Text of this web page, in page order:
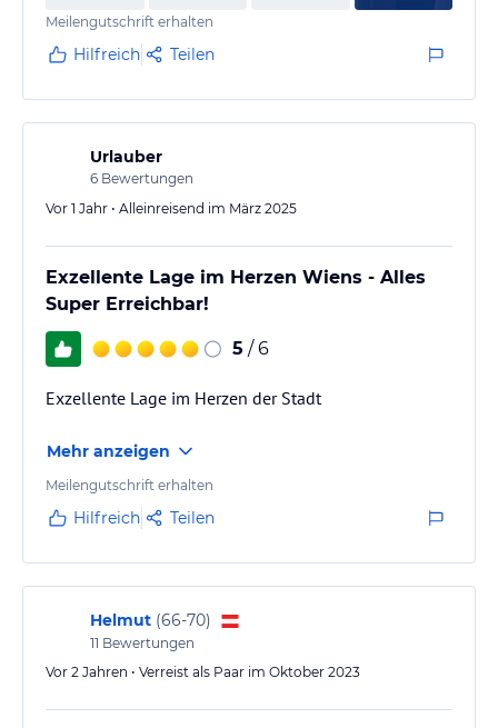
Meilengutschrift erhalten
Hilfreich Teilen
Urlauber
6 Bewertungen
Vor 1 Jahr • Alleinreisend im März 2025
Exzellente Lage im Herzen Wiens - Alles
Super Erreichbar!
5 / 6
Exzellente Lage im Herzen der Stadt
Mehr anzeigen
Meilengutschrift erhalten
Hilfreich Teilen
Helmut (66-70)
11 Bewertungen
Vor 2 Jahren • Verreist als Paar im Oktober 2023